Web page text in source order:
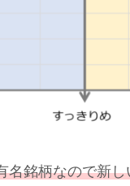
名銘柄なので新